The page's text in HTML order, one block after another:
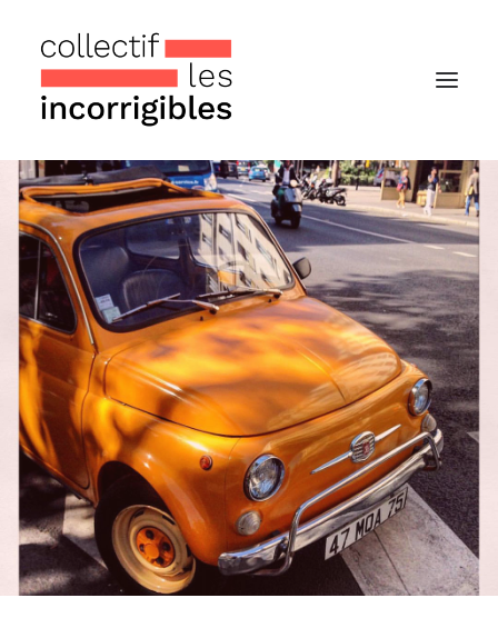
Accueil
Le collectif
Nos actualités
Notre « Incolettre » mensuelle
Recherche